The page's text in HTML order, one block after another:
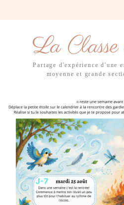
La
Partage d'expérience d'une
moyenne et grande